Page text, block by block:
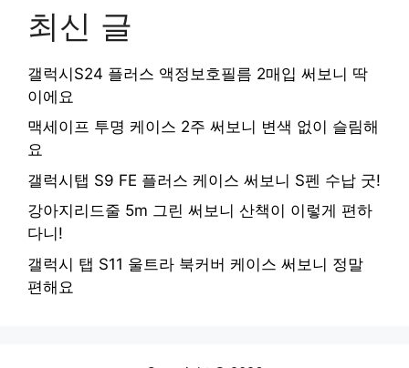
최신 글
갤럭시S24 플러스 액정보호필름 2매입 써보니 딱
이에요
맥세이프 투명 케이스 2주 써보니 변색 없이 슬림해
요
갤럭시탭 S9 FE 플러스 케이스 써보니 S펜 수납 굿!
강아지리드줄 5m 그린 써보니 산책이 이렇게 편하
다니!
갤럭시 탭 S11 울트라 북커버 케이스 써보니 정말
편해요